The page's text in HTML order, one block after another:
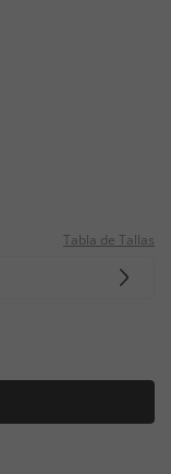
Tabla de Tallas